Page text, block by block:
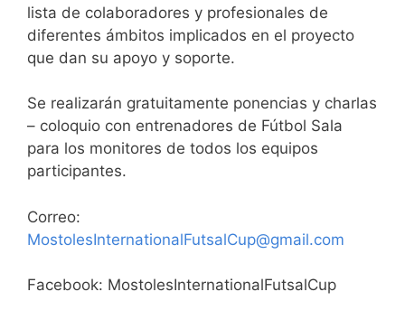
lista de colaboradores y profesionales de
diferentes ámbitos implicados en el proyecto
que dan su apoyo y soporte.
Se realizarán gratuitamente ponencias y charlas
– coloquio con entrenadores de Fútbol Sala
para los monitores de todos los equipos
participantes.
Correo:
MostolesInternationalFutsalCup@gmail.com
Facebook: MostolesInternationalFutsalCup